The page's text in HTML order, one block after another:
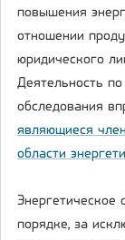
повышения
отношении
юридического
Деятельность
обследования
являющиеся
области
Энергетическое
порядке, за